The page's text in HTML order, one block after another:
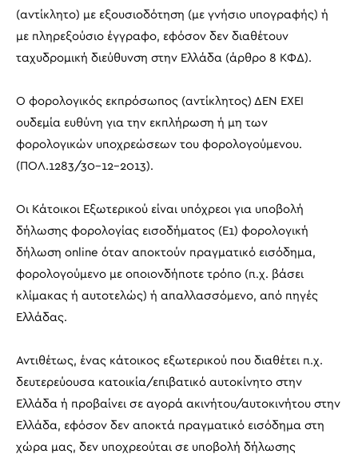
(αντίκλητο) με εξουσιοδότηση (με γνήσιο υπογραφής) ή
με πληρεξούσιο έγγραφο, εφόσον δεν διαθέτουν
ταχυδρομική διεύθυνση στην Ελλάδα (άρθρο 8 ΚΦΔ).
Ο φορολογικός εκπρόσωπος (αντίκλητος) ΔΕΝ ΕΧΕΙ
ουδεμία ευθύνη για την εκπλήρωση ή μη των
φορολογικών υποχρεώσεων του φορολογούμενου.
(ΠΟΛ.1283/30-12-2013).
Οι Κάτοικοι Εξωτερικού είναι υπόχρεοι για υποβολή
δήλωσης φορολογίας εισοδήματος (Ε1) φορολογική
δήλωση online όταν αποκτούν πραγματικό εισόδημα,
φορολογούμενο με οποιονδήποτε τρόπο (π.χ. βάσει
κλίμακας ή αυτοτελώς) ή απαλλασσόμενο, από πηγές
Ελλάδας.
Αντιθέτως, ένας κάτοικος εξωτερικού που διαθέτει π.χ.
δευτερεύουσα κατοικία/επιβατικό αυτοκίνητο στην
Ελλάδα ή προβαίνει σε αγορά ακινήτου/αυτοκινήτου στην
Ελλάδα, εφόσον δεν αποκτά πραγματικό εισόδημα στη
χώρα μας, δεν υποχρεούται σε υποβολή δήλωσης